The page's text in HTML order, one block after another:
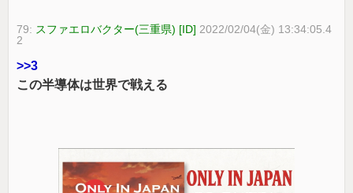
79: スファエロバクター(三重県) [ID] 2022/02/04(金) 13:34:05.4
2
>>3
この半導体は世界で戦える